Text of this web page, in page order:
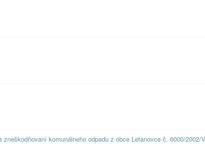
komunálneho odpadu z obce Letanovce č. 6000/2002/